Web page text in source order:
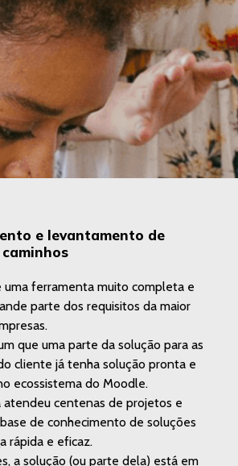
e levantamento de
uma ferramenta muito completa e
parte dos requisitos da maior
que uma parte da solução para as
cliente já tenha solução pronta e
ecossistema do Moodle.
atendeu centenas de projetos e
de conhecimento de soluções
rápida e eficaz.
a solução (ou parte dela) está em